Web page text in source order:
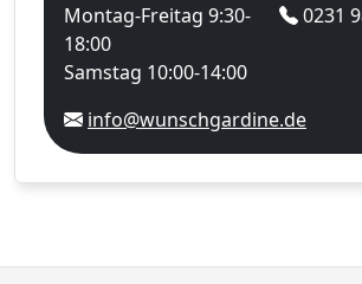
Montag-Freitag 9:30-
18:00
Samstag 10:00-14:00
0231
info@wunschgardine.de